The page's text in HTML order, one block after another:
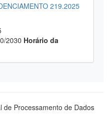
219.2025
2030 Horário da
Processamento de Dados